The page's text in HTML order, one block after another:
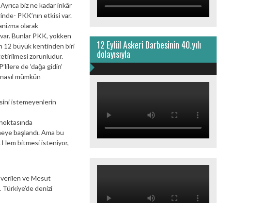
biz ne kadar inkâr
PKK’nın etkisi var.
olarak
Bunlar PKK, yokken
12 büyük kentinden biri
zorunludur.
de ‘dağa gidin’
mümkün
istemeyenlerin
başlandı. Ama bu
Hem bitmesi isteniyor,
ve Mesut
denizi
12 Eylül Askeri Darbesinin 40.yılı
dolayısıyla